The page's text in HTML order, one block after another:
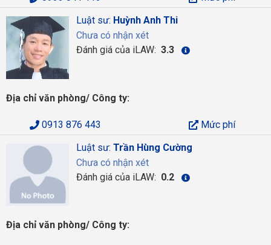
Luật sư: Huỳnh Anh Thi
Chưa có nhận xét
Đánh giá của iLAW: 3.3
Địa chỉ văn phòng/ Công ty:
0913 876 443
Mức phí
Luật sư: Trần Hùng Cường
Chưa có nhận xét
Đánh giá của iLAW: 0.2
Địa chỉ văn phòng/ Công ty: